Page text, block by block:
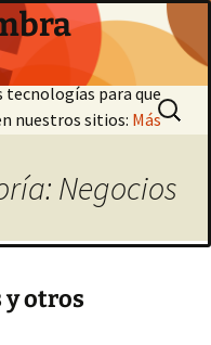
Buscar:
Negocios
y otros
para que
nuestros sitios: Más